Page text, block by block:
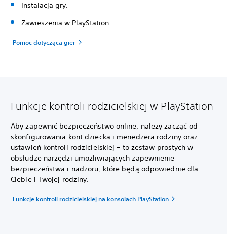
Instalacja gry.
Zawieszenia w PlayStation.
Pomoc dotycząca gier
Funkcje kontroli rodzicielskiej w PlayStation
Aby zapewnić bezpieczeństwo online, należy zacząć od
skonfigurowania kont dziecka i menedżera rodziny oraz
ustawień kontroli rodzicielskiej – to zestaw prostych w
obsłudze narzędzi umożliwiających zapewnienie
bezpieczeństwa i nadzoru, które będą odpowiednie dla
Ciebie i Twojej rodziny.
Funkcje kontroli rodzicielskiej na konsolach PlayStation